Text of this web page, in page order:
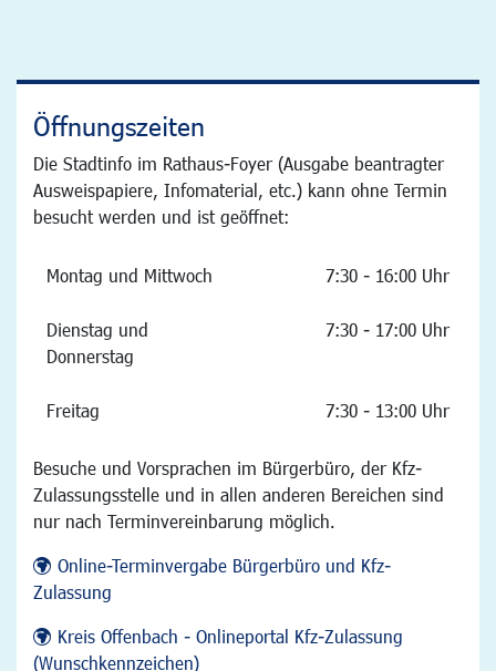
Öffnungszeiten
Die Stadtinfo im Rathaus-Foyer (Ausgabe beantragter
Ausweispapiere, Infomaterial, etc.) kann ohne Termin
besucht werden und ist geöffnet:
Montag und Mittwoch 7:30 - 16:00 Uhr
Dienstag und
Donnerstag
7:30 - 17:00 Uhr
Freitag 7:30 - 13:00 Uhr
Besuche und Vorsprachen im Bürgerbüro, der Kfz-
Zulassungsstelle und in allen anderen Bereichen sind
nur nach Terminvereinbarung möglich.
Online-Terminvergabe Bürgerbüro und Kfz-
Zulassung
Kreis Offenbach - Onlineportal Kfz-Zulassung
(Wunschkennzeichen)